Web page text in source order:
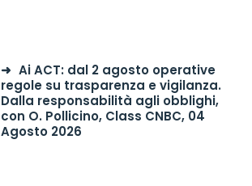
Ai ACT: dal 2 agosto operative
regole su trasparenza e vigilanza.
Dalla responsabilità agli obblighi,
con O. Pollicino, Class CNBC, 04
Agosto 2026